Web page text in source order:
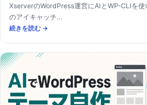
XserverのWordPress運営にAIとWP-CLIを使
のアイキャッチ…
続きを読む →